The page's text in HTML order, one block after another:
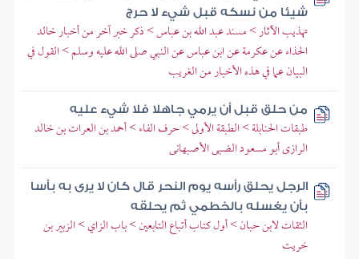
شيئا من نسكه قبل شيء لا حرج
تهذيب الآثار > مسند عبد الله بن عباس > ذكر خبر آخر من أخبار خالد
الحذاء عن عكرمة عن ابن عباس عن النبي صلى الله عليه وسلم > القول في
البيان عما في هذه الأخبار من الغريب
من حلق قبل أن يرمي جاهلا فلا شيء عليه
طبقات الحنابلة > الطبقة الأولى > حرف الفاء > أحمد بن العرات بن خالد
الرازى أبو مسعود الضبى الأصبهانى
الرجل يحلق رأسه يوم النحر قال كان لا يرى به بأسا
بأن يغسله بالخطمي ثم يحلقه
الثقات لابن حبان > أول كتاب أتباع التابعين > باب الزاي > الزبير بن
خريت